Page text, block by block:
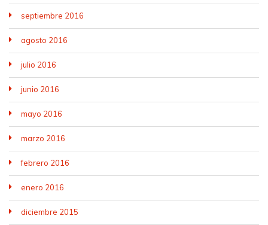
septiembre 2016
agosto 2016
julio 2016
junio 2016
mayo 2016
marzo 2016
febrero 2016
enero 2016
diciembre 2015